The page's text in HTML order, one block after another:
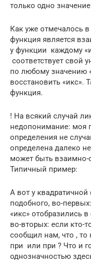
только одно
Как уже отмечалось
функция является
у функции каждому
соответствует свой
по любому значению
восстановить «икс».
функция.
! На всякий случай
недопонимание: моя
определения не
определена далеко
может быть взаимно-
Типичный пример:
А вот у
подобного, во-
«икс» отобразились
во-вторых: если кто-
сообщил нам, что , то
при или при ? Что и
однозначностью